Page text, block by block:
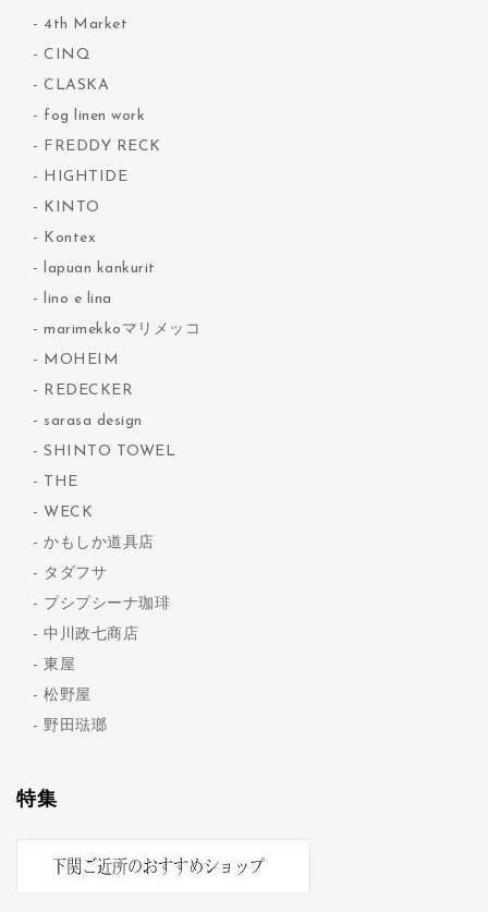
4th Market
CINQ
CLASKA
fog linen work
FREDDY RECK
HIGHTIDE
KINTO
Kontex
lapuan kankurit
lino e lina
marimekkoマリメッコ
MOHEIM
REDECKER
sarasa design
SHINTO TOWEL
THE
WECK
かもしか道具店
タダフサ
プシプシーナ珈琲
中川政七商店
東屋
松野屋
野田琺瑯
特集